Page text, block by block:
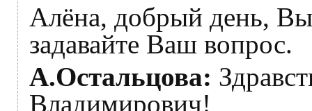
Алёна, добрый день,
задавайте Ваш вопрос.
А.Остальцова:
Владимирович!